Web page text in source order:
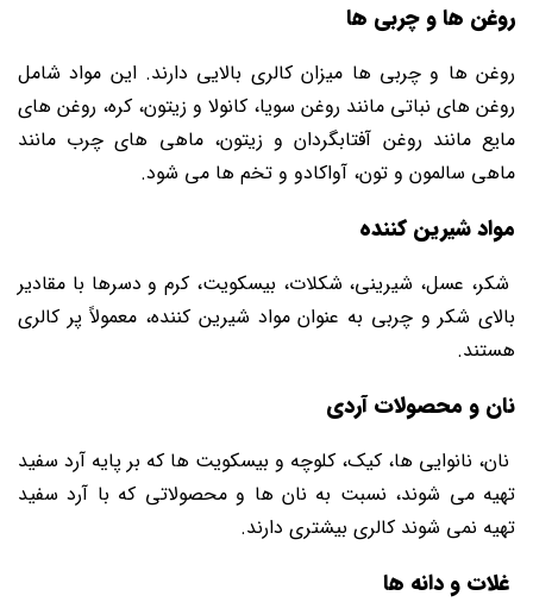
روغن‌ ها و چربی ‌ها
روغن‌ ها و چربی ‌ها میزان کالری بالایی دارند. این مواد شامل
روغن‌ های نباتی مانند روغن سویا، کانولا و زیتون، کره، روغن ‌های
مایع مانند روغن آفتابگردان و زیتون، ماهی ‌های چرب مانند
ماهی سالمون و تون، آواکادو و تخم ها می ‌شود.
مواد شیرین کننده
شکر، عسل، شیرینی، شکلات، بیسکویت، کرم و دسرها با مقادیر
بالای شکر و چربی به عنوان مواد شیرین کننده، معمولاً پر کالری
هستند.
نان و محصولات آردی
نان، نانوایی ‌ها، کیک، کلوچه و بیسکویت‌ ها که بر پایه آرد سفید
تهیه می شوند، نسبت به نان ‌ها و محصولاتی که با آرد سفید
تهیه نمی شوند کالری بیشتری دارند.
غلات و دانه‌ ها